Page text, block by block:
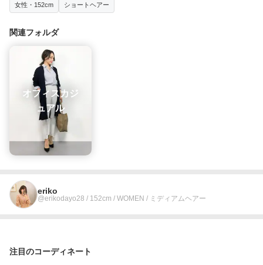
女性・152cm ショートヘアー
関連フォルダ
オフィスカジ
ュアル
eriko
@erikodayo28 / 152cm / WOMEN / ミディアムヘアー
注目のコーディネート